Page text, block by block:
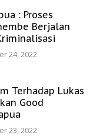
: Proses
Berjalan
24, 2022
Terhadap Lukas
Good
23, 2022